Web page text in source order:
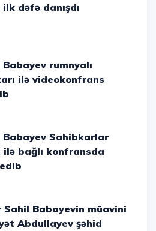
ilk dəfə danışdı
ilə videokonfrans
ilə bağlı konfransda
edib
Abdullayev şəhid